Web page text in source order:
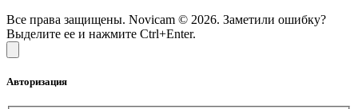
Все права защищены. Novicam © 2026. Заметили ошибку?
Выделите ее и нажмите Ctrl+Enter.
Авторизация